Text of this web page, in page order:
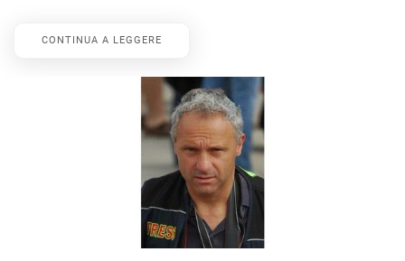
CONTINUA A LEGGERE